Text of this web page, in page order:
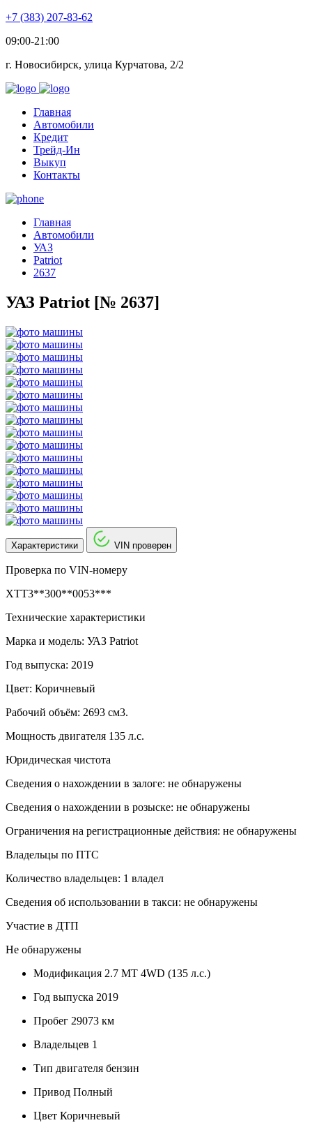
+7 (383) 207-83-62
09:00-21:00
г. Новосибирск, улица Курчатова, 2/2
Главная
Автомобили
Кредит
Трейд-Ин
Выкуп
Контакты
Главная
Автомобили
УАЗ
Patriot
2637
УАЗ Patriot [№ 2637]
Характеристики VIN проверен
Проверка по VIN-номеру
XTT3**300**0053***
Технические характеристики
Марка и модель: УАЗ Patriot
Год выпуска: 2019
Цвет: Коричневый
Рабочий объём: 2693 см3.
Мощность двигателя 135 л.с.
Юридическая чистота
Сведения о нахождении в залоге: не обнаружены
Сведения о нахождении в розыске: не обнаружены
Ограничения на регистрационные действия: не обнаружены
Владельцы по ПТС
Количество владельцев: 1 владел
Сведения об использовании в такси: не обнаружены
Участие в ДТП
Не обнаружены
Модификация 2.7 MT 4WD (135 л.с.)
Год выпуска 2019
Пробег 29073 км
Владельцев 1
Тип двигателя бензин
Привод Полный
Цвет Коричневый